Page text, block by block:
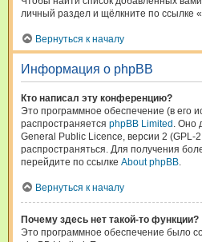
личный раздел и щёлкните по ссылке
Вернуться к началу
Информация о phpBB
Кто написал эту конференцию?
Это программное обеспечение (в его
распространяется phpBB Limited . Оно
General Public Licence, версии 2 (GPL-
распространяться. Для получения
перейдите по ссылке About phpBB.
Вернуться к началу
Почему здесь нет такой-то функции?
Это программное обеспечение было